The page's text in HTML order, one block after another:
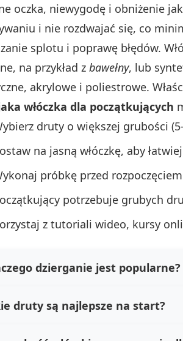
oczka, niewygodę i obniżenie
i nie rozdwajać się, co
splotu i poprawę błędów.
na przykład z bawełny, lub
akrylowe i poliestrowe.
włóczka dla początkujących
druty o większej grubości
na jasną włóczkę, aby
próbkę przed
potrzebuje grubych
z tutoriali wideo, kursy
dzierganie jest popularne?
druty są najlepsze na start?